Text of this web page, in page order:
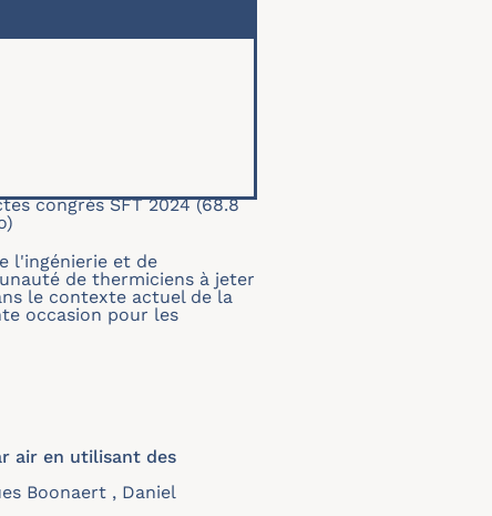
congrès SFT 2024 (68.8
l'ingénierie et de
de thermiciens à jeter
le contexte actuel de la
occasion pour les
air en utilisant des
Boonaert , Daniel